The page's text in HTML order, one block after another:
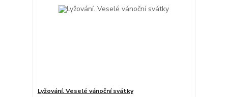
Lyžování. Veselé vánoční svátky